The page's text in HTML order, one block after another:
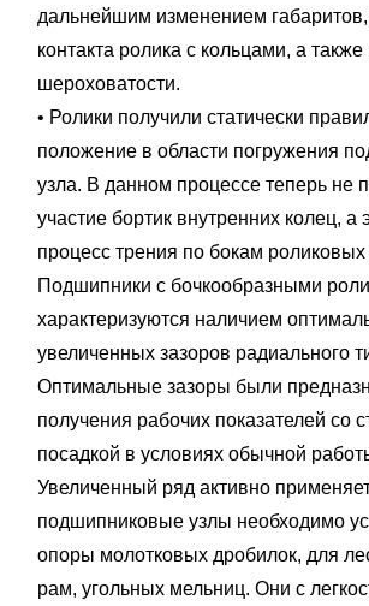
дальнейшим изменением
контакта ролика с кольцами, а
шероховатости.
• Ролики получили статически
положение в области погружения
узла. В данном процессе теперь не
участие бортик внутренних колец, а
процесс трения по бокам роликовых
Подшипники с бочкообразными
характеризуются наличием
увеличенных зазоров радиального
Оптимальные зазоры были
получения рабочих показателей со
посадкой в условиях обычной
Увеличенный ряд активно
подшипниковые узлы необходимо
опоры молотковых дробилок, для
рам, угольных мельниц. Они с